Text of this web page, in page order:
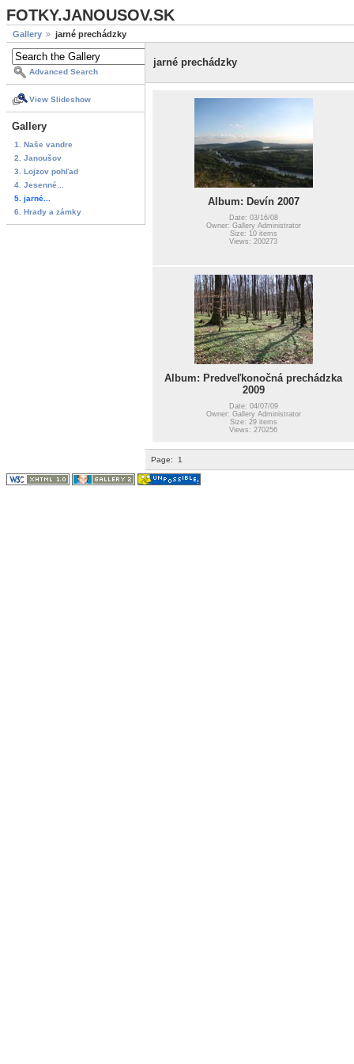
FOTKY.JANOUSOV.SK
Gallery jarné prechádzky
Advanced Search
View Slideshow
Gallery
1. Naše vandre
2. Janoušov
3. Lojzov pohľad
4. Jesenné...
5. jarné...
6. Hrady a zámky
jarné prechádzky
Album: Devín 2007
Date: 03/16/08
Owner: Gallery Administrator
Size: 10 items
Views: 200273
Album: Predveľkonočná prechádzka
2009
Date: 04/07/09
Owner: Gallery Administrator
Size: 29 items
Views: 270256
Page: 1